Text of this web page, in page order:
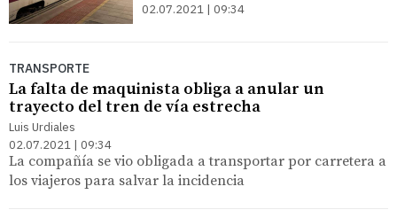
02.07.2021 | 09:34
TRANSPORTE
La falta de maquinista obliga a anular un
trayecto del tren de vía estrecha
Luis Urdiales
02.07.2021 | 09:34
La compañía se vio obligada a transportar por carretera a
los viajeros para salvar la incidencia